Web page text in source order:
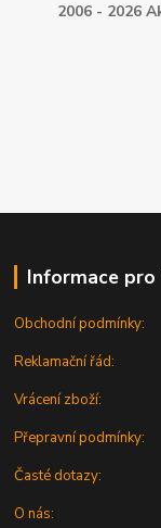
2006 - 2026
Informace pro
Obchodní podmínky:
Reklamační řád:
Vrácení zboží:
Přepravní podmínky:
Časté dotazy:
O nás: